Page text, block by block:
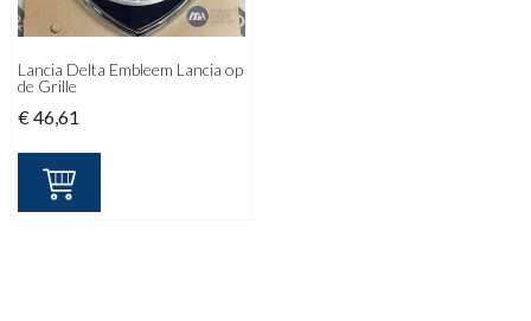
Lancia Delta Embleem Lancia op
de Grille
€46,61